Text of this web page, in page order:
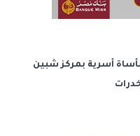
أسرية بمركز شبين